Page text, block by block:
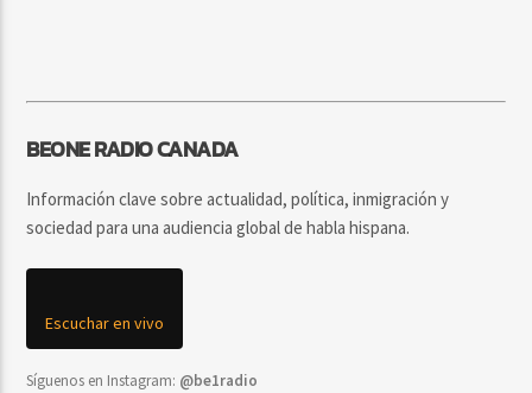
BEONE RADIO CANADA
Información clave sobre actualidad, política, inmigración y
sociedad para una audiencia global de habla hispana.
Escuchar en vivo
Síguenos en Instagram: @be1radio